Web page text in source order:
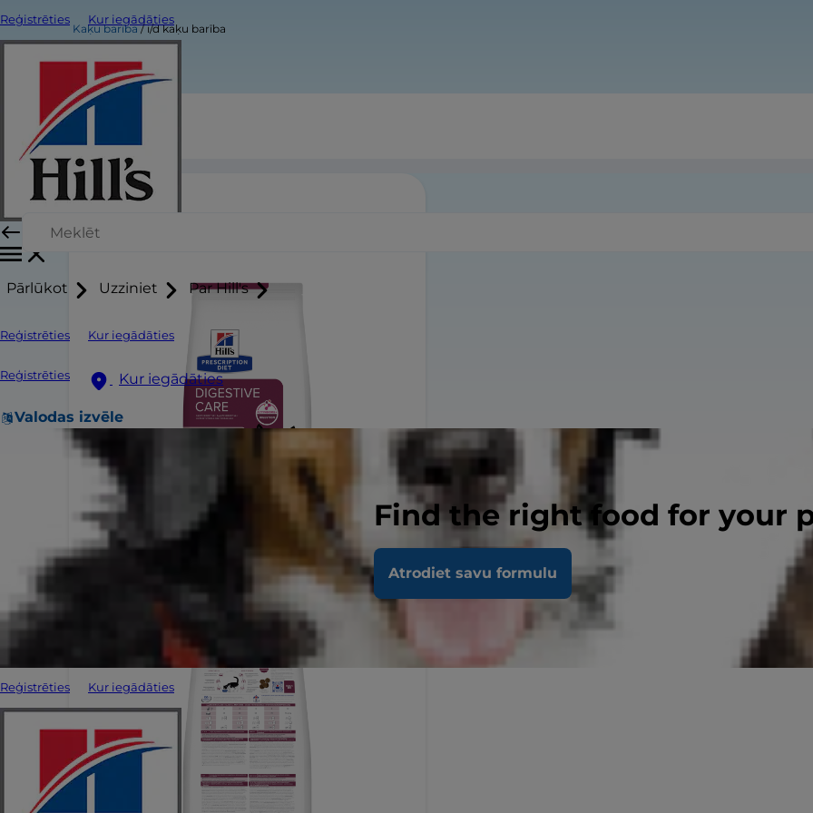
Reģistrēties Kur iegādāties
Pārlūkot Uzziniet Par Hill's
Reģistrēties Kur iegādāties
Reģistrēties Kur iegādāties
Valodas izvēle
Find the right food for your
Atrodiet savu formulu
Reģistrēties Kur iegādāties
Kaķu barība i/d kaķu barība
i/d kaķu barība